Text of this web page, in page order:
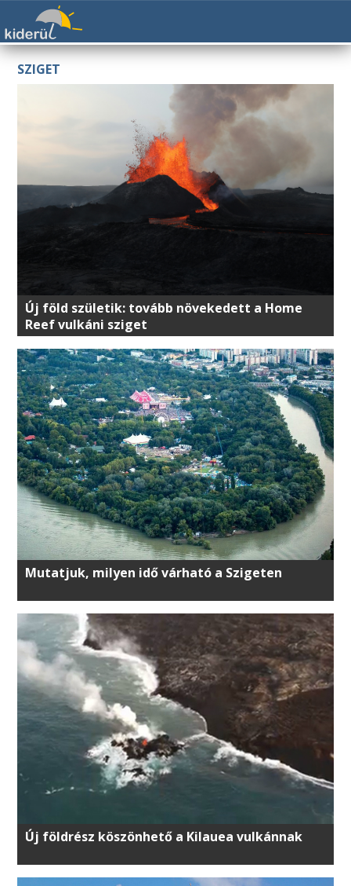
SZIGET
Új föld születik: tovább növekedett a Home
Reef vulkáni sziget
Mutatjuk, milyen idő várható a Szigeten
Új földrész köszönhető a Kilauea vulkánnak